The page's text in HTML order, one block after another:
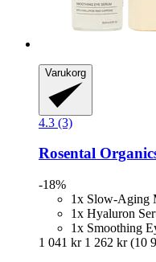
Varukorg
4.3 (3)
Rosental
-18%
1x Slow-Aging
1x Hyaluron
1x Smoothing
1 041 kr 1 262 kr (10